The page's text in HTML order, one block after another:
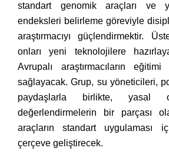
standart genomik araçları ve
endeksleri belirleme göreviyle
araştırmacıyı güçlendirmektir.
onları yeni teknolojilere
Avrupalı ​​araştırmacıların
sağlayacak. Grup, su yöneticileri,
paydaşlarla birlikte, yasal
değerlendirmelerin bir parçası
araçların standart uygulaması
çerçeve geliştirecek.